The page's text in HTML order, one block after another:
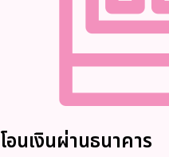
โอนเงินผ่านธนาคาร